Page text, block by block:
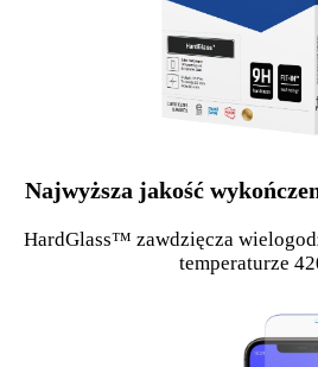
Najwyższa jakość
HardGlass™ zawdzięcza
temperaturze